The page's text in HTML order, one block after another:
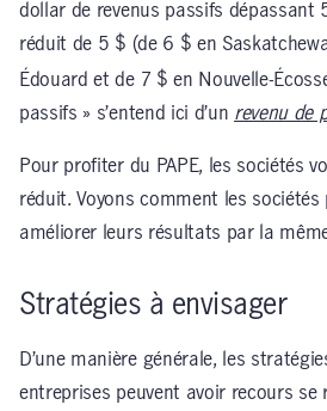
dollar de revenus passifs dépassant
réduit de 5 $ (de 6 $ en
Édouard et de 7 $ en Nouvelle-
passifs » s’entend ici d’un revenu de
Pour profiter du PAPE, les sociétés
réduit. Voyons comment les sociétés
améliorer leurs résultats par la
Stratégies à envisager
D’une manière générale, les
entreprises peuvent avoir recours